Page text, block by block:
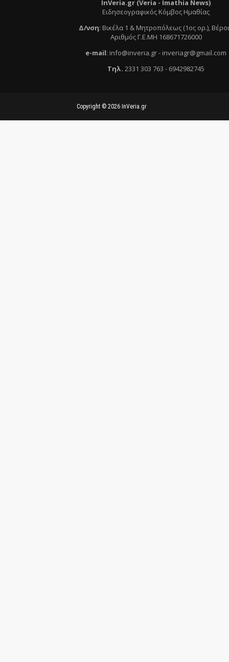
InVeria.gr (Veria - Ιmathia News)
Ειδησεογραφικός Κόμβος Ημαθίας
Δ/νση: Βικέλα 1 & Μητροπόλεως (1ος ορ.),
Αριθμός Γ.Ε.ΜΗ 168671726000
e-mail: info@inveria.gr- inveriagr@gmail.com
Τηλ. 2331 303 763 - 6942982745
Copyright © 2026 InVeria.gr